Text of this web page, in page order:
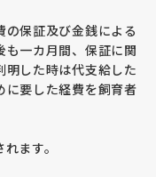
保証及び金銭による
一カ月間、保証に関
した時は代支給した
に要した経費を飼育者
ます。